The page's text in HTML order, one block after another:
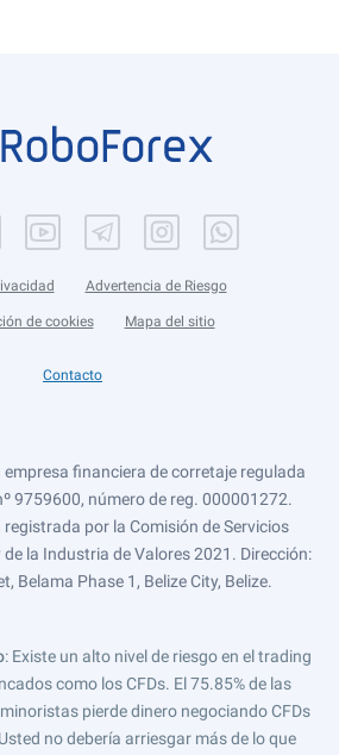
Advertencia de Riesgo
de cookies Mapa del sitio
Contacto
financiera de corretaje regulada
9759600, número de reg. 000001272.
por la Comisión de Servicios
la Industria de Valores 2021. Dirección:
Belama Phase 1, Belize City, Belize.
: Existe un alto nivel de riesgo en el trading
como los CFDs. El 75.85% de las
pierde dinero negociando CFDs
no debería arriesgar más de lo que